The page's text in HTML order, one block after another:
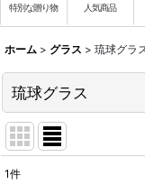
特別な贈り物 人気商品
ホーム > グラス > 琉球グラ
琉球グラス
1件